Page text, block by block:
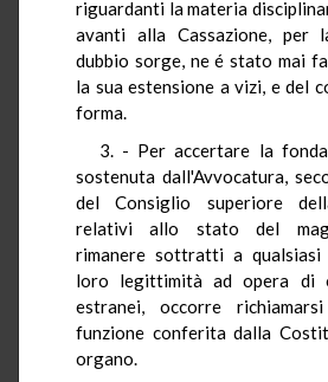
riguardanti la materia
avanti alla Cassazione, per
dubbio sorge, ne é stato mai
la sua estensione a vizi, e del
forma.
3. - Per accertare la
sostenuta dall'Avvocatura,
del Consiglio superiore
relativi allo stato del
rimanere sottratti a qualsiasi
loro legittimità ad opera di
estranei, occorre
funzione conferita dalla
organo.